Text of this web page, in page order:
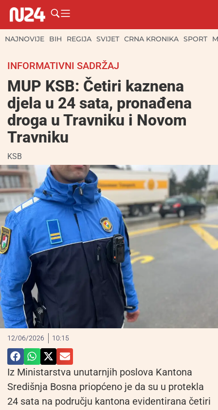
NAJNOVIJE BIH REGIJA SVIJET CRNA KRONIKA SPORT
INFORMATIVNI SADRŽAJ
MUP KSB: Četiri kaznena
djela u 24 sata, pronađena
droga u Travniku i Novom
Travniku
KSB
12/06/2026 10:15
Iz Ministarstva unutarnjih poslova Kantona
Središnja Bosna priopćeno je da su u protekla
24 sata na području kantona evidentirana četiri